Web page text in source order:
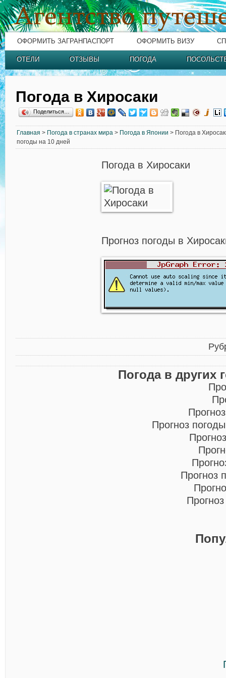
ОФОРМИТЬ ЗАГРАНПАСПОРТ ОФОРМИТЬ ВИЗУ
ОТЕЛИ ОТЗЫВЫ ПОГОДА
Погода в Хиросаки
Поделиться…
Главная > Погода в странах мира > Погода в Японии > Погода в
погоды на 10 дней
Погода в Хиросаки
Прогноз погоды в
Погода в других
Прогноз
Прогноз